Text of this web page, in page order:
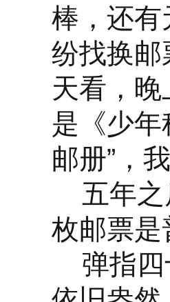
棒，还有
纷找换邮
天看，
是《少年
邮册”，
五年之
枚邮票是
弹指四